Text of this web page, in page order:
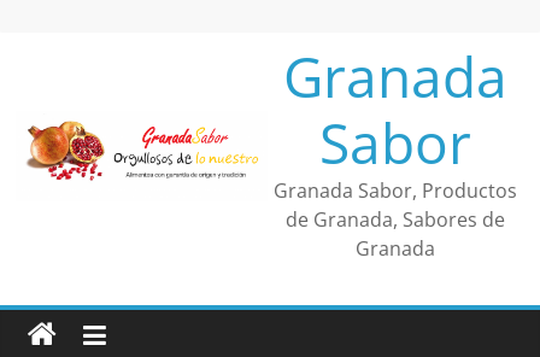
Granada
Sabor
Granada Sabor, Productos
de Granada, Sabores de
Granada